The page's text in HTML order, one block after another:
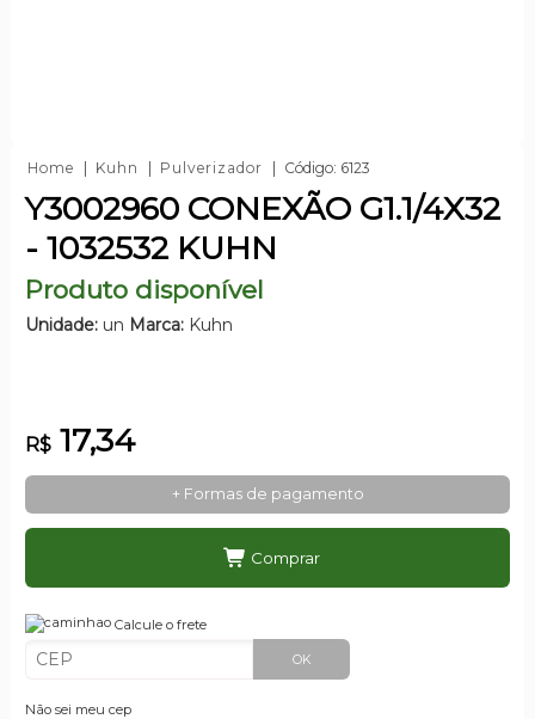
Home Kuhn Pulverizador Código: 6123
Y3002960 CONEXÃO G1.1/4X32
- 1032532 KUHN
Produto disponível
Unidade:un Marca:Kuhn
R$17,34
+ Formas de pagamento
Comprar
Calcule o frete
OK
Não sei meu cep